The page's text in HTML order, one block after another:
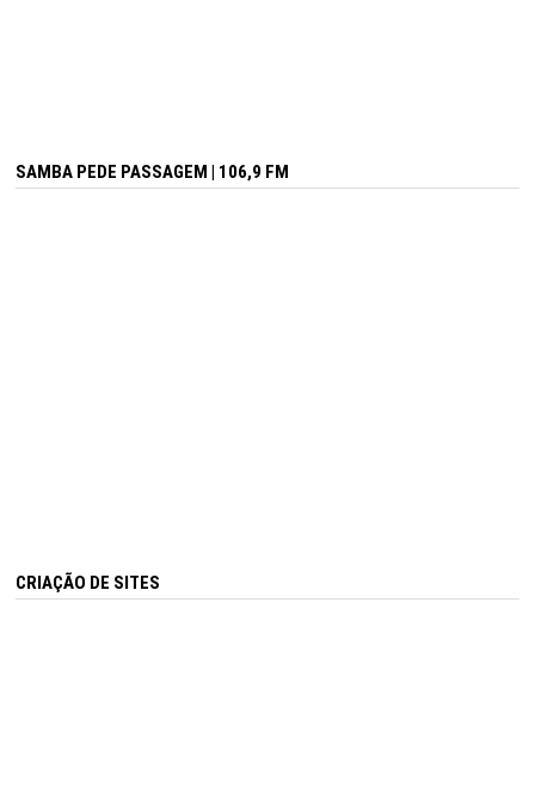
SAMBA PEDE PASSAGEM | 106,9 FM
CRIAÇÃO DE SITES